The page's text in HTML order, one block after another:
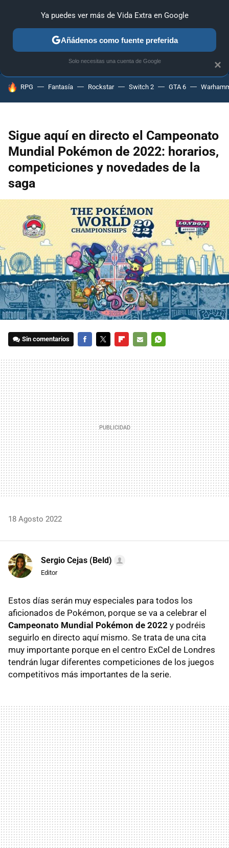
ANÁLISIS GUÍAS Y TRUCOS PC SONY NINTENDO
HOY SE HABLA DE
RPG Fantasía Rockstar Switch 2 GTA 6
Sigue aquí en directo el Campeonato
Mundial Pokémon de 2022: horarios,
competiciones y novedades de la
saga
Sin comentarios
MAIL
18 Agosto 2022
Sergio Cejas (Beld)
Editor
Estos días serán muy especiales para todos los
aficionados de Pokémon, porque se va a celebrar el
Campeonato Mundial Pokémon de 2022 y podréis
seguirlo en directo aquí mismo. Se trata de una cita
muy importante porque en el centro ExCel de Londres
tendrán lugar diferentes competiciones de los juegos
competitivos más importantes de la serie.
×
Ya puedes ver más de Vida Extra en Google
Añádenos como fuente preferida
Solo necesitas una cuenta de Google